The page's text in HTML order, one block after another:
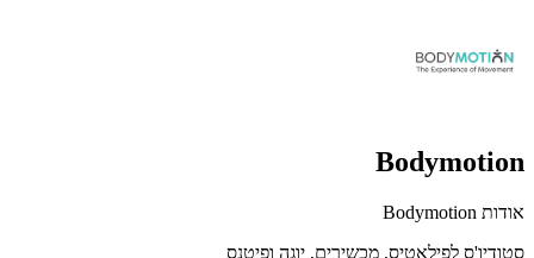
Bodymotion
אודות Bodymotion
סטודיו'ס לפילאטיס, מכשירים, יוגה ופיטנס